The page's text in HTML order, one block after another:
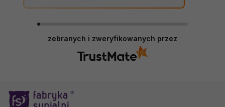
zebranych i zweryfikowanych przez